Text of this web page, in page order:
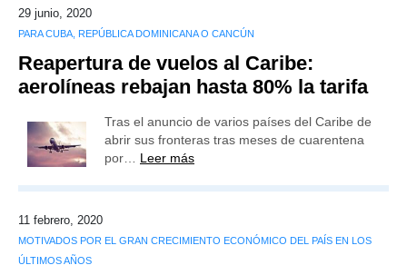
29 junio, 2020
PARA CUBA, REPÚBLICA DOMINICANA O CANCÚN
Reapertura de vuelos al Caribe:
aerolíneas rebajan hasta 80% la tarifa
Tras el anuncio de varios países del Caribe de
abrir sus fronteras tras meses de cuarentena
por… Leer más
11 febrero, 2020
MOTIVADOS POR EL GRAN CRECIMIENTO ECONÓMICO DEL PAÍS EN LOS
ÚLTIMOS AÑOS